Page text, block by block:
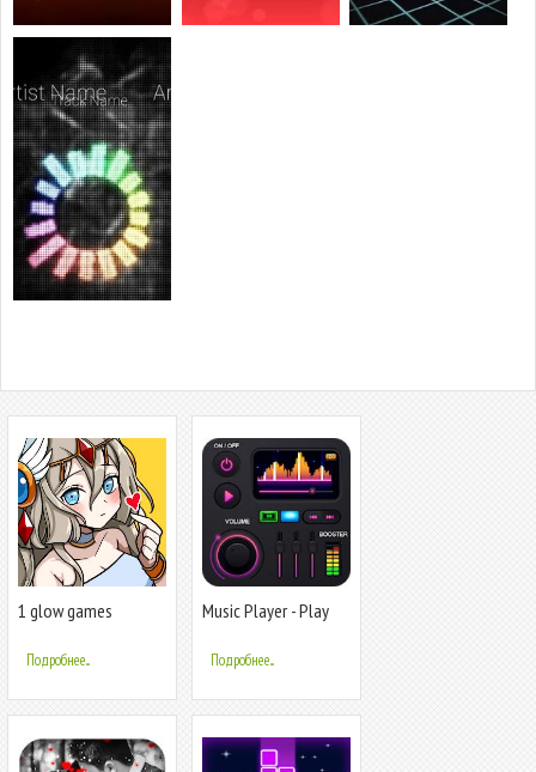
1 glow games
Подробнее...
Music Player - Play
Подробнее...